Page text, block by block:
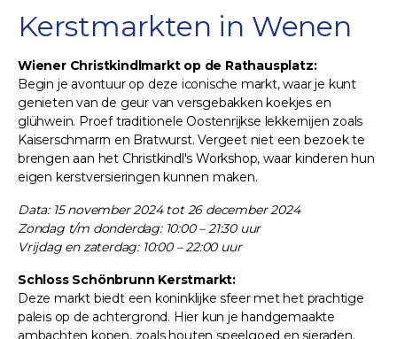
Kerstmarkten in Wenen
Wiener Christkindlmarkt op de Rathausplatz:
Begin je avontuur op deze iconische markt, waar je kunt
genieten van de geur van versgebakken koekjes en
glühwein. Proef traditionele Oostenrijkse lekkernijen zoals
Kaiserschmarrn en Bratwurst. Vergeet niet een bezoek te
brengen aan het Christkindl's Workshop, waar kinderen hun
eigen kerstversieringen kunnen maken.
Data: 15 november 2024 tot 26 december 2024
Zondag t/m donderdag: 10:00 – 21:30 uur
Vrijdag en zaterdag: 10:00 – 22:00 uur
Schloss Schönbrunn Kerstmarkt:
Deze markt biedt een koninklijke sfeer met het prachtige
paleis op de achtergrond. Hier kun je handgemaakte
ambachten kopen, zoals houten speelgoed en sieraden.